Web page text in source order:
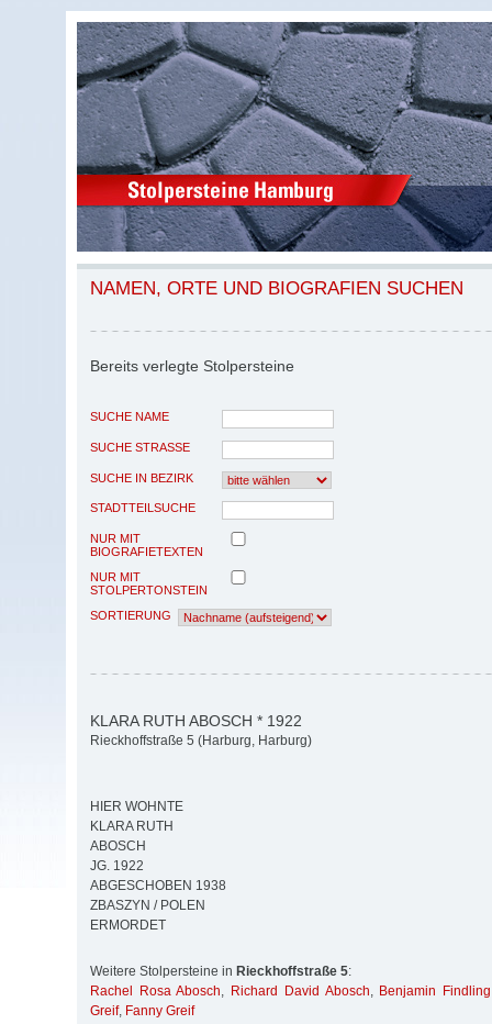
NAMEN, ORTE UND BIOGRAFIEN SUCHEN
Bereits verlegte Stolpersteine
SUCHE NAME
SUCHE STRASSE
SUCHE IN BEZIRK
STADTTEILSUCHE
NUR MIT
BIOGRAFIETEXTEN
NUR MIT
STOLPERTONSTEIN
SORTIERUNG
KLARA RUTH ABOSCH * 1922
Rieckhoffstraße 5 (Harburg, Harburg)
HIER WOHNTE
KLARA RUTH
ABOSCH
JG. 1922
ABGESCHOBEN 1938
ZBASZYN / POLEN
ERMORDET
Weitere Stolpersteine in Rieckhoffstraße 5:
Rachel Rosa Abosch, Richard David Abosch, Benjamin Findling
Greif, Fanny Greif